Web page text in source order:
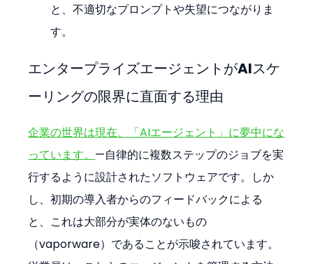
と、不適切なプロンプトや失望につながりま
す。
エンタープライズエージェントがAIスケ
ーリングの限界に直面する理由
企業の世界は現在、「AIエージェント」に夢中にな
っています。 —自律的に複数ステップのジョブを実
行するように設計されたソフトウェアです。しか
し、初期の導入者からのフィードバックによる
と、これは大部分が実体のないもの
（vaporware）であることが示唆されています。